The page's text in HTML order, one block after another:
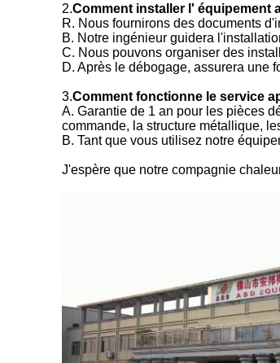
2.Comment installer l' équipement
R. Nous fournirons des documents
B. Notre ingénieur guidera
C. Nous pouvons organiser des
D. Après le débogage, assurera une
3.Comment fonctionne le service
A. Garantie de 1 an pour les pièces
commande, la structure métallique,
B. Tant que vous utilisez notre
J'espère que notre compagnie